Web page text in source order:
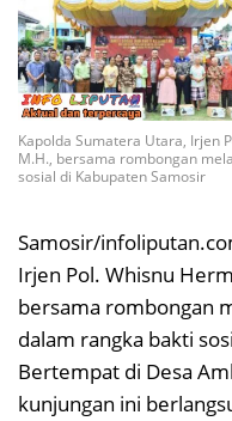
Kapolda Sumatera Utara, Irjen
M.H., bersama rombongan
sosial di Kabupaten Samosir
Samosir/
Irjen Pol. Whisnu
bersama rombongan
dalam rangka bakti
Bertempat di Desa
kunjungan ini